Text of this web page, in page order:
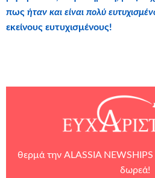
πως ήταν και είναι πολύ
εκείνους ευτυχισμένους!
θερμά την ALASSIA
δωρεά!